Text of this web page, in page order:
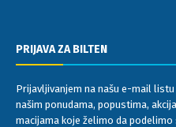
Subotom: 09.00 do 15.00 h
PRIJAVA ZA BILTEN